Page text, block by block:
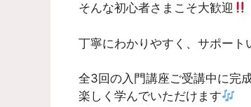
そんな初心者さまこそ大歓迎
丁寧にわかりやすく、サポー
全3回の入門講座ご受講中に完
楽しく学んでいただけます